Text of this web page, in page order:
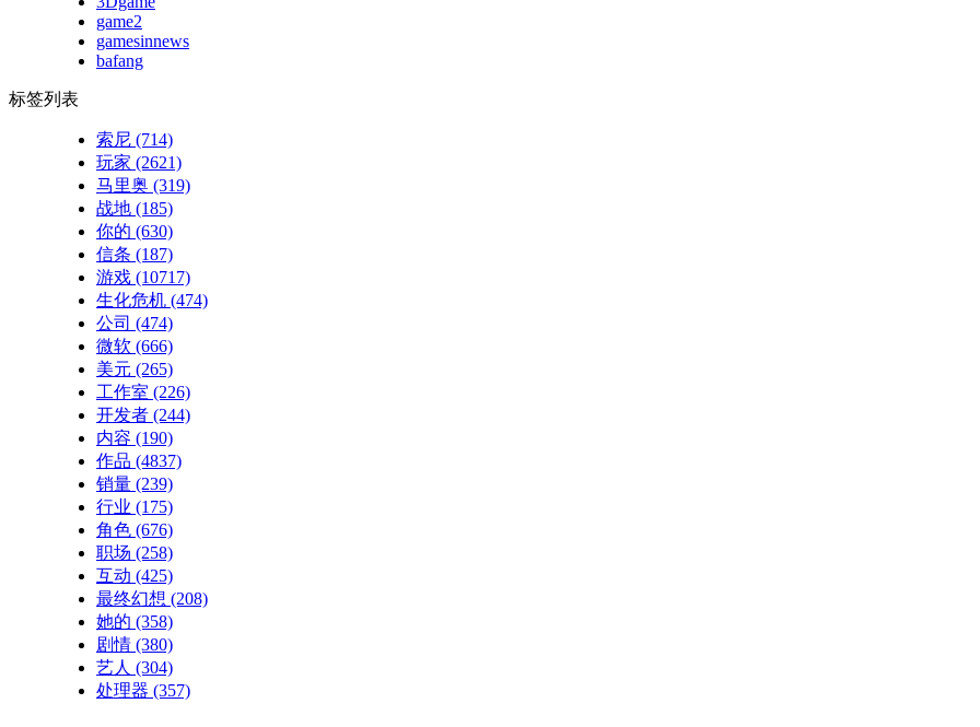
game2
gamesinnews
bafang
标签列表
索尼 (714)
玩家 (2621)
马里奥 (319)
战地 (185)
你的 (630)
信条 (187)
游戏 (10717)
生化危机 (474)
公司 (474)
微软 (666)
美元 (265)
工作室 (226)
开发者 (244)
内容 (190)
作品 (4837)
销量 (239)
行业 (175)
角色 (676)
职场 (258)
互动 (425)
最终幻想 (208)
她的 (358)
剧情 (380)
艺人 (304)
处理器 (357)